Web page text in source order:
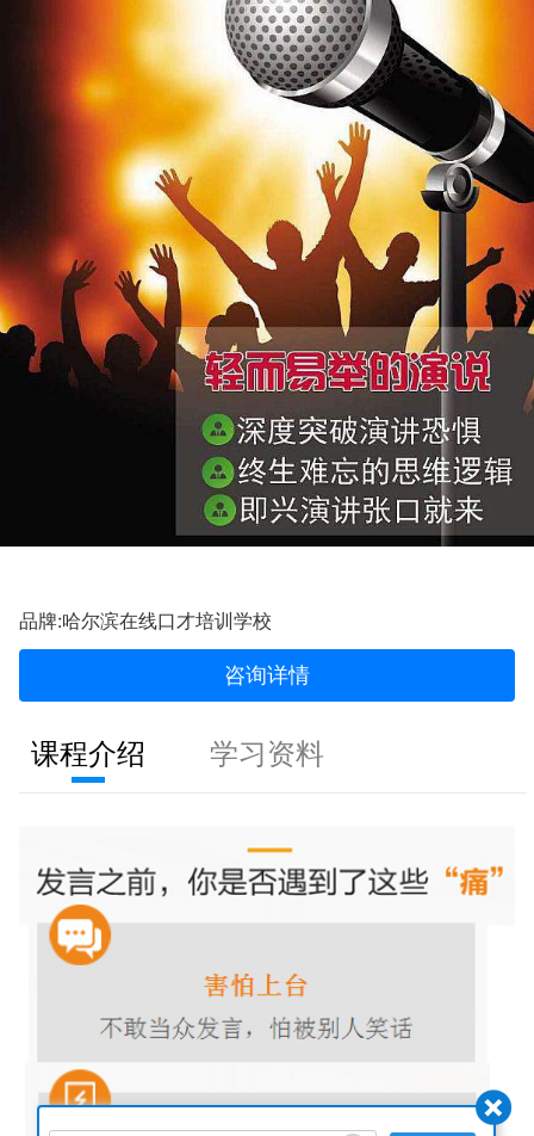
品牌:哈尔滨在线口才培训学校
咨询详情
课程介绍 学习资料